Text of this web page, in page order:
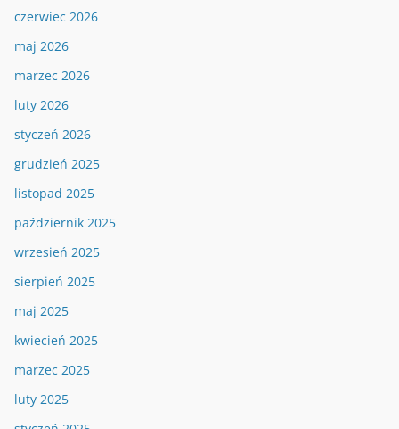
czerwiec 2026
maj 2026
marzec 2026
luty 2026
styczeń 2026
grudzień 2025
listopad 2025
październik 2025
wrzesień 2025
sierpień 2025
maj 2025
kwiecień 2025
marzec 2025
luty 2025